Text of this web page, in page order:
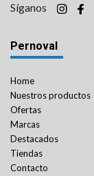
Síganos
Pernoval
Home
Nuestros productos
Ofertas
Marcas
Destacados
Tiendas
Contacto